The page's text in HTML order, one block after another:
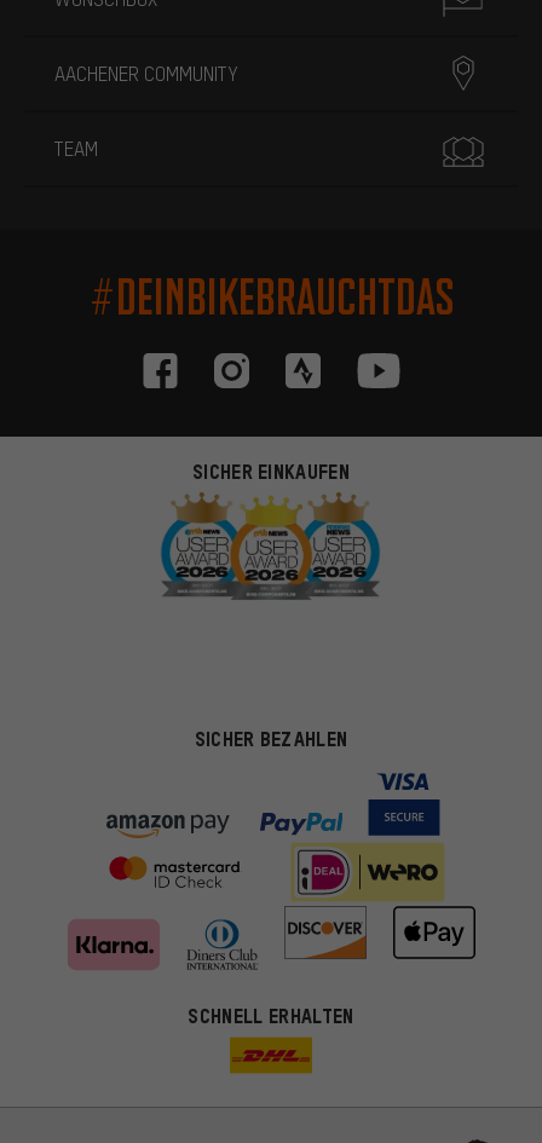
AACHENER COMMUNITY
TEAM
#DEINBIKEBRAUCHTDAS
SICHER EINKAUFEN
SICHER BEZAHLEN
SCHNELL ERHALTEN